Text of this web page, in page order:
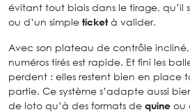
évitant tout biais dans le tirage, qu’il
ou d’un simple ticketà valider.
Avec son plateau de contrôle
numéros tirés est rapide. Et fini les
perdent : elles restent bien en place
partie. Ce système s’adapte aussi
de loto qu’à des formats de quine ou